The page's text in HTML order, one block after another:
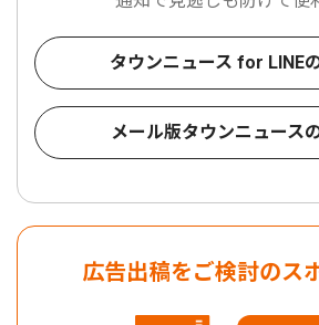
タウンニュース for LINE
メール版タウンニュース
広告出稿をご検討のス